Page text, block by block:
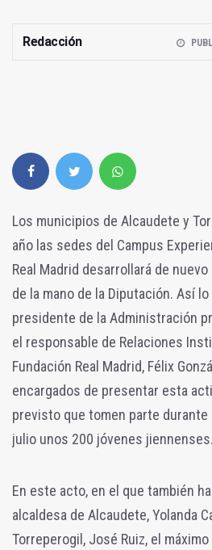
Redacción
Los municipios de Alcaudete y
año las sedes del Campus
Real Madrid desarrollará de
de la mano de la Diputación. Así lo
presidente de la Administración
el responsable de Relaciones
Fundación Real Madrid, Félix
encargados de presentar esta
previsto que tomen parte
julio unos 200 jóvenes jiennenses.
En este acto, en el que también
alcaldesa de Alcaudete, Yolanda
Torreperogil, José Ruiz, el